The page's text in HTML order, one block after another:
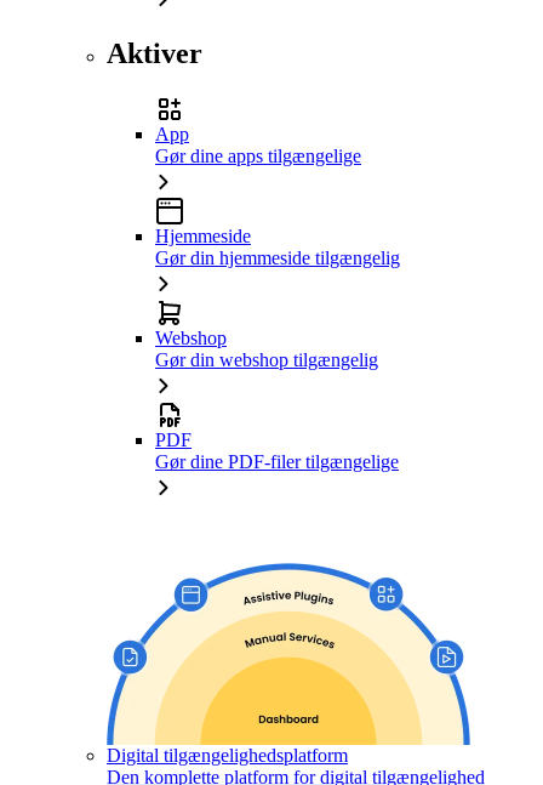
Aktiver
App
Gør dine apps tilgængelige
Hjemmeside
Gør din hjemmeside tilgængelig
Webshop
Gør din webshop tilgængelig
PDF
Gør dine PDF-filer tilgængelige
Digital tilgængelighedsplatform
Den komplette platform for digital tilgængelighed